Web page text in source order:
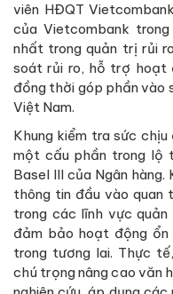
viên HĐQT
của Vietcombank
nhất trong quản trị rủi
soát rủi ro, hỗ trợ hoạt
đồng thời góp phần vào
Việt Nam.
Khung kiểm tra sức
một cấu phần trong lộ
Basel III của Ngân
thông tin đầu vào quan
trong các lĩnh vực
đảm bảo hoạt động ổn
trong tương lai. Thực
chú trọng nâng cao văn